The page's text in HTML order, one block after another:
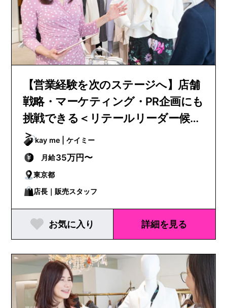
【営業経験を次のステージへ】店舗
戦略・マーケティング・PR企画にも
挑戦できる＜リテールリーダー候補
＞
kay me | ケイミー
月給35万円〜
東京都
店長｜販売スタッフ
お気に入り 詳細を見る